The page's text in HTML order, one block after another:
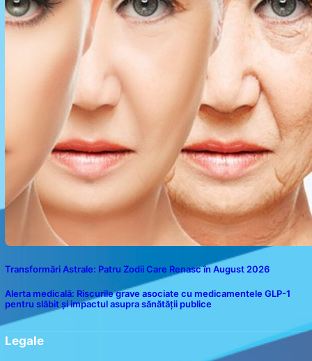
Transformări Astrale: Patru Zodii Care Renasc în August 2026
Alerta medicală: Riscurile grave asociate cu medicamentele GLP-1
pentru slăbit și impactul asupra sănătății publice
Legale